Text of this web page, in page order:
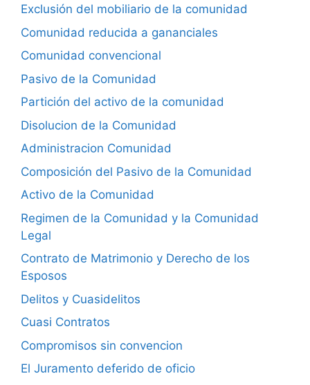
Exclusión del mobiliario de la comunidad
Comunidad reducida a gananciales
Comunidad convencional
Pasivo de la Comunidad
Partición del activo de la comunidad
Disolucion de la Comunidad
Administracion Comunidad
Composición del Pasivo de la Comunidad
Activo de la Comunidad
Regimen de la Comunidad y la Comunidad
Legal
Contrato de Matrimonio y Derecho de los
Esposos
Delitos y Cuasidelitos
Cuasi Contratos
Compromisos sin convencion
El Juramento deferido de oficio